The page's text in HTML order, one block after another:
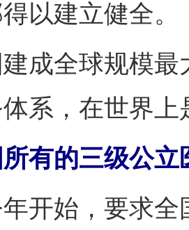
以建立健全。
全球规模最
系，在世界
的三级公立
始，要求全